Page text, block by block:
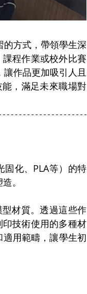
方式，帶領學生深
程作業或校外比賽
作品更加吸引人且
，滿足未來職場對
化、PLA等）的特
。
材質。透過這些作
技術使用的多種材
用範疇，讓學生初